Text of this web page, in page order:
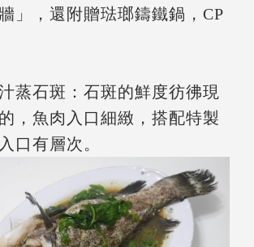
」，還附贈琺瑯鑄鐵鍋，CP
蒸石斑：石斑的鮮度彷彿現
，魚肉入口細緻，搭配特製
口有層次。